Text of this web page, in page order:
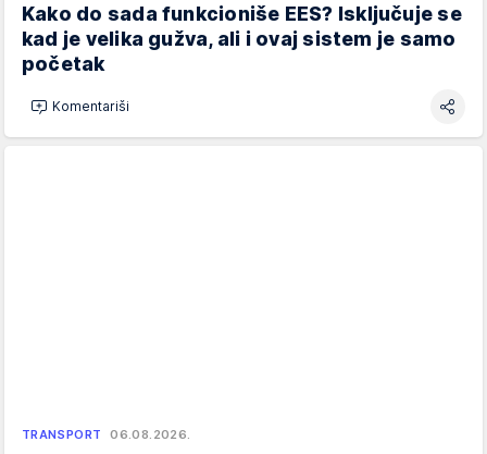
Kako do sada funkcioniše EES? Isključuje se
kad je velika gužva, ali i ovaj sistem je samo
početak
Komentariši
TRANSPORT 06.08.2026.